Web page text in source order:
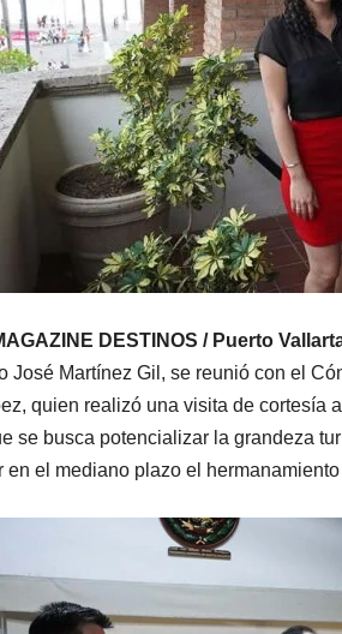
DESTINOS / Puerto
José Martínez Gil, se reunió con el
quien realizó una visita de cortesía
se busca potencializar la grandeza
en el mediano plazo el